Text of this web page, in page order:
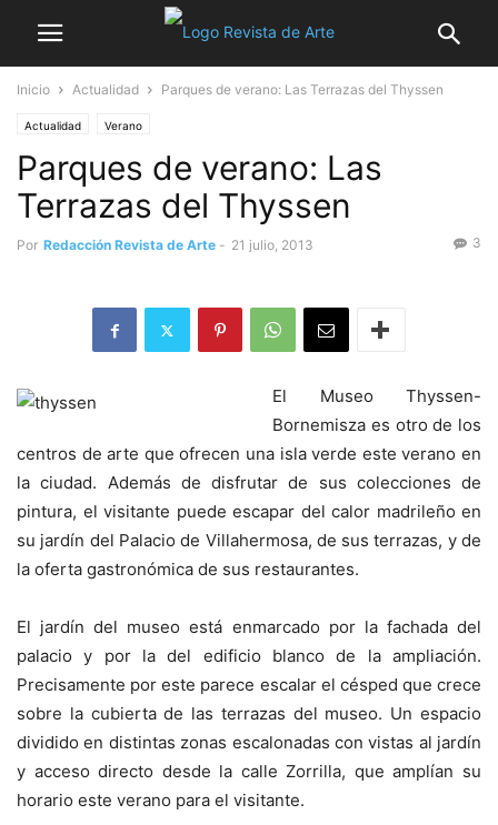
Inicio Actualidad Parques de verano: Las Terrazas del Thyssen
Actualidad Verano
Parques de verano: Las
Terrazas del Thyssen
Por Redacción Revista de Arte - 21 julio, 2013 3
El Museo Thyssen-
Bornemisza es otro de los
centros de arte que ofrecen una isla verde este verano en
la ciudad. Además de disfrutar de sus colecciones de
pintura, el visitante puede escapar del calor madrileño en
su jardín del Palacio de Villahermosa, de sus terrazas, y de
la oferta gastronómica de sus restaurantes.
El jardín del museo está enmarcado por la fachada del
palacio y por la del edificio blanco de la ampliación.
Precisamente por este parece escalar el césped que crece
sobre la cubierta de las terrazas del museo. Un espacio
dividido en distintas zonas escalonadas con vistas al jardín
y acceso directo desde la calle Zorrilla, que amplían su
horario este verano para el visitante.